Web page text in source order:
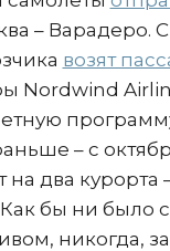
– Варадеро.
возят
Nordwind
– с
на два курорта
бы ни было
никогда,